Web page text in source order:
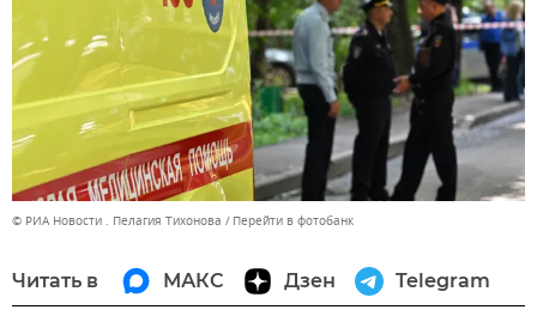
© РИА Новости . Пелагия Тихонова Перейти в фотобанк
Читать в МАКС Дзен Telegram